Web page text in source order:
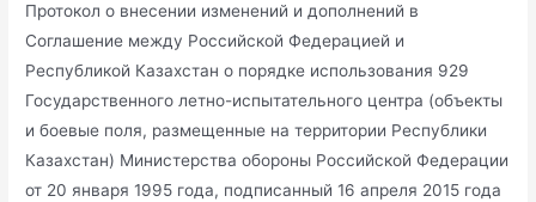
Протокол о внесении изменений и дополнений в
Соглашение между Российской Федерацией и
Республикой Казахстан о порядке использования 929
Государственного летно-испытательного центра (объекты
и боевые поля, размещенные на территории Республики
Казахстан) Министерства обороны Российской Федерации
от 20 января 1995 года, подписанный 16 апреля 2015 года